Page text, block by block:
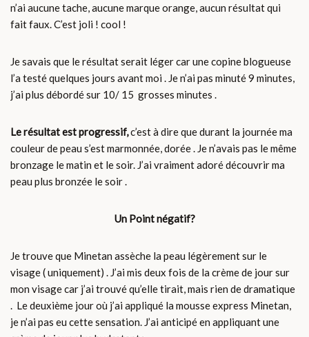
n’ai aucune tache, aucune marque orange, aucun résultat qui
fait faux. C’est joli ! cool !
Je savais que le résultat serait léger car une copine blogueuse
l’a testé quelques jours avant moi . Je n’ai pas minuté 9 minutes,
j’ai plus débordé sur 10/ 15 grosses minutes .
Le résultat est progressif,c’est à dire que durant la journée ma
couleur de peau s’est marmonnée, dorée . Je n’avais pas le même
bronzage le matin et le soir. J’ai vraiment adoré découvrir ma
peau plus bronzée le soir .
Un Point négatif?
Je trouve que Minetan assèche la peau légèrement sur le
visage ( uniquement) . J’ai mis deux fois de la crème de jour sur
mon visage car j’ai trouvé qu’elle tirait, mais rien de dramatique
. Le deuxième jour où j’ai appliqué la mousse express Minetan,
je n’ai pas eu cette sensation. J’ai anticipé en appliquant une